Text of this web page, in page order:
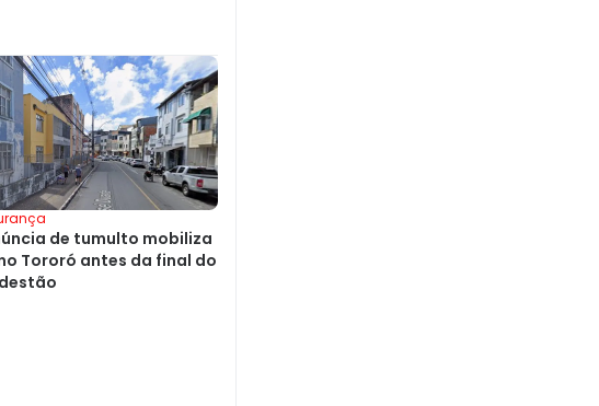
de tumulto mobiliza
Tororó antes da final do